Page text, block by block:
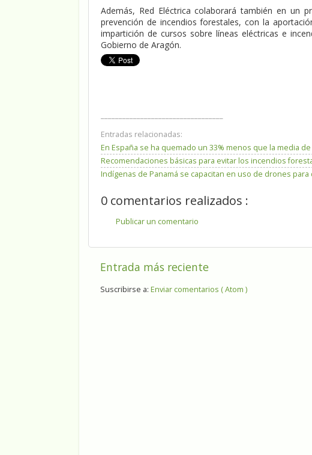
Además, Red Eléctrica colaborará también en un
prevención de incendios forestales, con la
impartición de cursos sobre líneas eléctricas e
Gobierno de Aragón.
Entradas relacionadas:
En España se ha quemado un 33% menos que la media
Recomendaciones básicas para evitar los incendios
Indígenas de Panamá se capacitan en uso de drones
0 comentarios realizados :
Publicar un comentario
Entrada más reciente
Suscribirse a: Enviar comentarios ( Atom )